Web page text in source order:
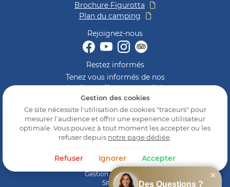
Brochure Figurotta
Plan du camping
Rejoignez-nous
Restez informés
Tenez vous informés de nos
dernières offres et actualités
Conditions générales d'utilisation
Politique de confidentialité
Gestion des cookies
Sitemap
Gestion des cookies
Ce site nécessite l'utilisation de cookies "traceurs" pour
mesurer l'audience et offrir une experience utilisateur
optimale. Vous pouvez à tout moment les accepter ou les
refuser depuis notre page dédiée.
Refuser Ignorer Accepter